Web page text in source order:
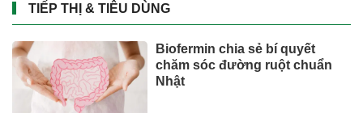
TIẾP THỊ & TIÊU DÙNG
Biofermin chia sẻ bí quyết
chăm sóc đường ruột chuẩn
Nhật